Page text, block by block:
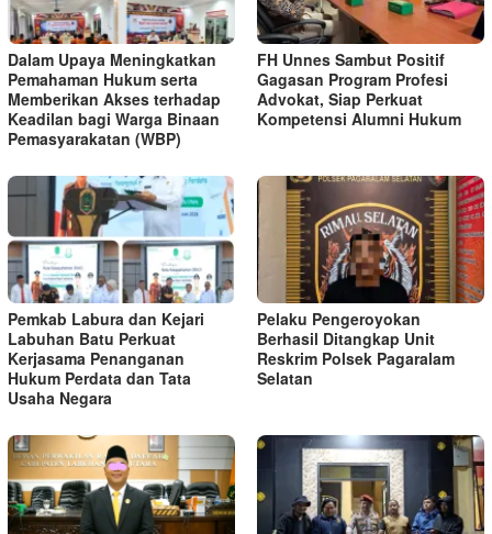
Dalam Upaya Meningkatkan
Pemahaman Hukum serta
Memberikan Akses terhadap
Keadilan bagi Warga Binaan
Pemasyarakatan (WBP)
FH Unnes Sambut Positif
Gagasan Program Profesi
Advokat, Siap Perkuat
Kompetensi Alumni Hukum
Pemkab Labura dan Kejari
Labuhan Batu Perkuat
Kerjasama Penanganan
Hukum Perdata dan Tata
Usaha Negara
Pelaku Pengeroyokan
Berhasil Ditangkap Unit
Reskrim Polsek Pagaralam
Selatan